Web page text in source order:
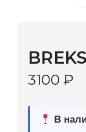
3–5 дней |